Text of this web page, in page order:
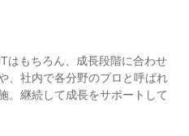
はもちろん、成長段階に合わせ
、社内で各分野のプロと呼ばれ
。継続して成長をサポートして